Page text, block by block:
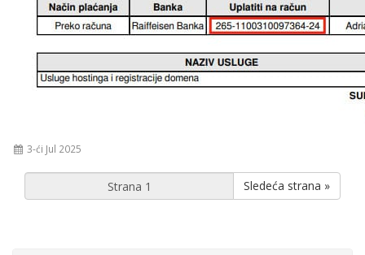
3-ći Jul 2025
Sledeća strana »